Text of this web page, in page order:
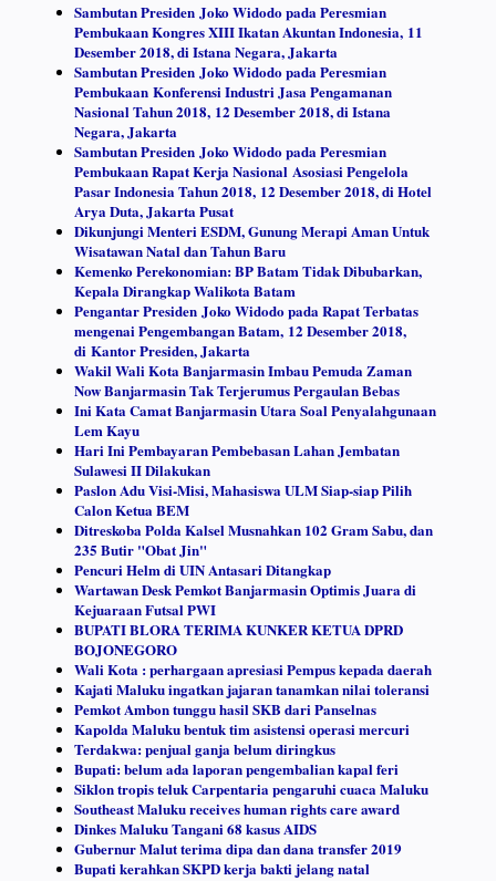
Sambutan Presiden Joko Widodo pada Peresmian
Pembukaan Kongres XIII Ikatan Akuntan Indonesia, 11
Desember 2018, di Istana Negara, Jakarta
Sambutan Presiden Joko Widodo pada Peresmian
Pembukaan Konferensi Industri Jasa Pengamanan
Nasional Tahun 2018, 12 Desember 2018, di Istana
Negara, Jakarta
Sambutan Presiden Joko Widodo pada Peresmian
Pembukaan Rapat Kerja Nasional Asosiasi Pengelola
Pasar Indonesia Tahun 2018, 12 Desember 2018, di Hotel
Arya Duta, Jakarta Pusat
Dikunjungi Menteri ESDM, Gunung Merapi Aman Untuk
Wisatawan Natal dan Tahun Baru
Kemenko Perekonomian: BP Batam Tidak Dibubarkan,
Kepala Dirangkap Walikota Batam
Pengantar Presiden Joko Widodo pada Rapat Terbatas
mengenai Pengembangan Batam, 12 Desember 2018,
di Kantor Presiden, Jakarta
Wakil Wali Kota Banjarmasin Imbau Pemuda Zaman
Now Banjarmasin Tak Terjerumus Pergaulan Bebas
Ini Kata Camat Banjarmasin Utara Soal Penyalahgunaan
Lem Kayu
Hari Ini Pembayaran Pembebasan Lahan Jembatan
Sulawesi II Dilakukan
Paslon Adu Visi-Misi, Mahasiswa ULM Siap-siap Pilih
Calon Ketua BEM
Ditreskoba Polda Kalsel Musnahkan 102 Gram Sabu, dan
235 Butir "Obat Jin"
Pencuri Helm di UIN Antasari Ditangkap
Wartawan Desk Pemkot Banjarmasin Optimis Juara di
Kejuaraan Futsal PWI
BUPATI BLORA TERIMA KUNKER KETUA DPRD
BOJONEGORO
Wali Kota : perhargaan apresiasi Pempus kepada daerah
Kajati Maluku ingatkan jajaran tanamkan nilai toleransi
Pemkot Ambon tunggu hasil SKB dari Panselnas
Kapolda Maluku bentuk tim asistensi operasi mercuri
Terdakwa: penjual ganja belum diringkus
Bupati: belum ada laporan pengembalian kapal feri
Siklon tropis teluk Carpentaria pengaruhi cuaca Maluku
Southeast Maluku receives human rights care award
Dinkes Maluku Tangani 68 kasus AIDS
Gubernur Malut terima dipa dan dana transfer 2019
Bupati kerahkan SKPD kerja bakti jelang natal